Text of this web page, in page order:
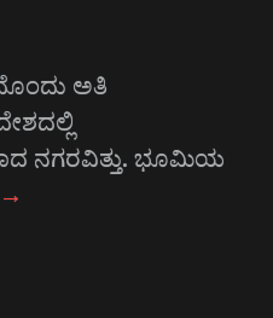
ಅತಿ
ನಗರವಿತ್ತು. ಭೂಮಿಯ
→